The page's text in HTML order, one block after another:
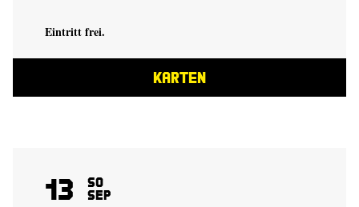
Eintritt frei.
KARTEN
13 So
Sep